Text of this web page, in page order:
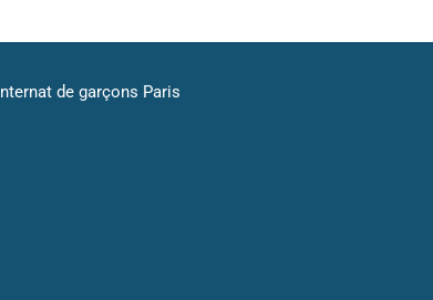
Internat de garçons Paris